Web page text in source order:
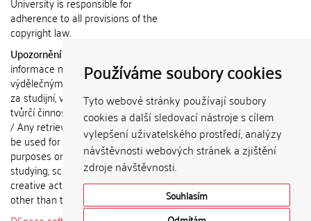
Používáme soubory cookies
Tyto webové stránky používají soubory
cookies a další sledovací nástroje s cílem
vylepšení uživatelského prostředí, analýzy
návštěvnosti webových stránek a zjištění
zdroje návštěvnosti.
Souhlasím
adherence to all provisions of the
copyright law.
Upozornění / Notice:
informace nemohou být použity k
výdělečným účelům nebo vydávány
za studijní, vědeckou nebo jinou
tvůrčí činnost jiné osoby než autora.
/ Any retrieved information shall not
be used for any commercial
purposes or claimed as results of
studying, scientific or any other
creative activities of any person
other than the author.